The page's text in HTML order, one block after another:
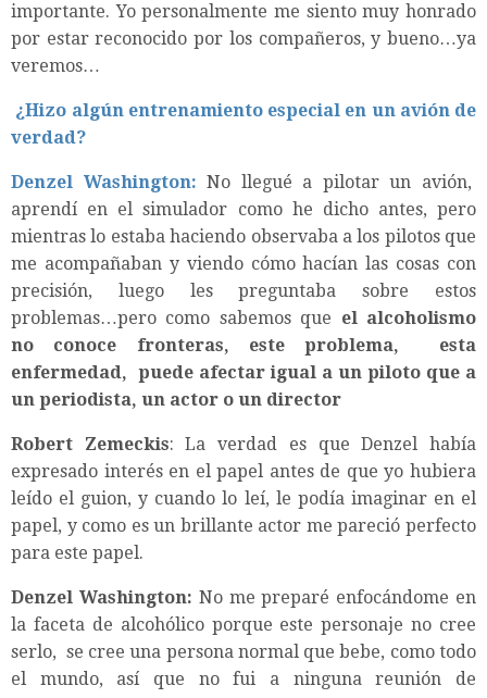
importante. Yo personalmente me siento muy honrado
por estar reconocido por los compañeros, y bueno…ya
veremos…
¿Hizo algún entrenamiento especial en un avión de
verdad?
Denzel Washington: No llegué a pilotar un avión,
aprendí en el simulador como he dicho antes, pero
mientras lo estaba haciendo observaba a los pilotos que
me acompañaban y viendo cómo hacían las cosas con
precisión, luego les preguntaba sobre estos
problemas…pero como sabemos que el alcoholismo
no conoce fronteras, este problema, esta
enfermedad, puede afectar igual a un piloto que a
un periodista, un actor o un director
Robert Zemeckis: La verdad es que Denzel había
expresado interés en el papel antes de que yo hubiera
leído el guion, y cuando lo leí, le podía imaginar en el
papel, y como es un brillante actor me pareció perfecto
para este papel.
Denzel Washington: No me preparé enfocándome en
la faceta de alcohólico porque este personaje no cree
serlo, se cree una persona normal que bebe, como todo
el mundo, así que no fui a ninguna reunión de